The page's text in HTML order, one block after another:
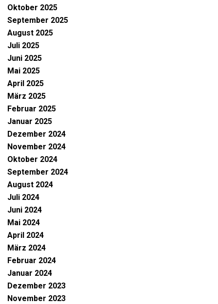
Oktober 2025
September 2025
August 2025
Juli 2025
Juni 2025
Mai 2025
April 2025
März 2025
Februar 2025
Januar 2025
Dezember 2024
November 2024
Oktober 2024
September 2024
August 2024
Juli 2024
Juni 2024
Mai 2024
April 2024
März 2024
Februar 2024
Januar 2024
Dezember 2023
November 2023